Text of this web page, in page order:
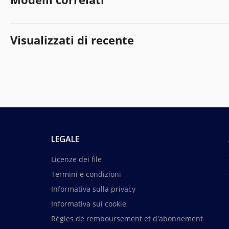
Visualizzati di recente
LEGALE
Licenze dei file
Termini e condizioni
Informativa sulla privacy
Informativa sui cookie
Règles de remboursement et d'abonnement